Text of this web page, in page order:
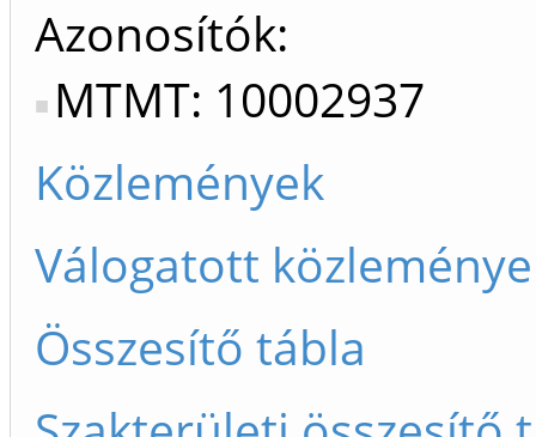
Azonosítók
MTMT: 10002937
Közlemények
Válogatott
Összesítő tábla